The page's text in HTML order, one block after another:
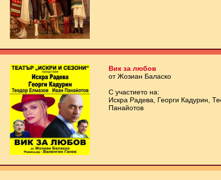
Вик за любов
от Жозиан Баласко
С участието на:
Искра Радева, Георги Кадурин,
Панайотов